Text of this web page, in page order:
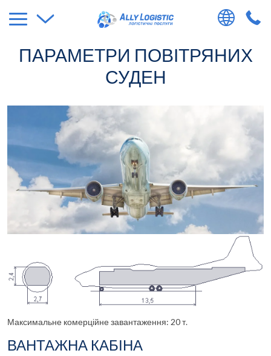
ПАРАМЕТРИ ПОВІТРЯНИХ
СУДЕН
Максимальне комерційне завантаження: 20 т.
ВАНТАЖНА КАБІНА